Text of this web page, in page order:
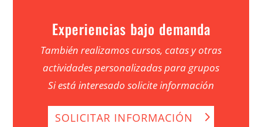
Experiencias bajo demanda
También realizamos cursos, catas y otras
actividades personalizadas para grupos
Si está interesado solicite información
SOLICITAR INFORMACIÓN